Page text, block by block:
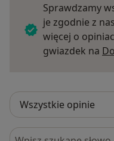
Sprawdzamy
je zgodnie z
więcej o
gwiazdek na
Szukaj w opiniach